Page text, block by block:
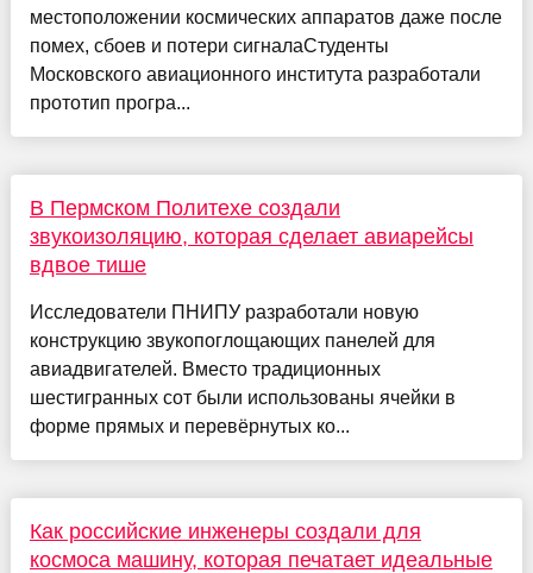
местоположении космических аппаратов даже после
помех, сбоев и потери сигналаСтуденты
Московского авиационного института разработали
прототип програ...
В Пермском Политехе создали
звукоизоляцию, которая сделает авиарейсы
вдвое тише
Исследователи ПНИПУ разработали новую
конструкцию звукопоглощающих панелей для
авиадвигателей. Вместо традиционных
шестигранных сот были использованы ячейки в
форме прямых и перевёрнутых ко...
Как российские инженеры создали для
космоса машину, которая печатает идеальные